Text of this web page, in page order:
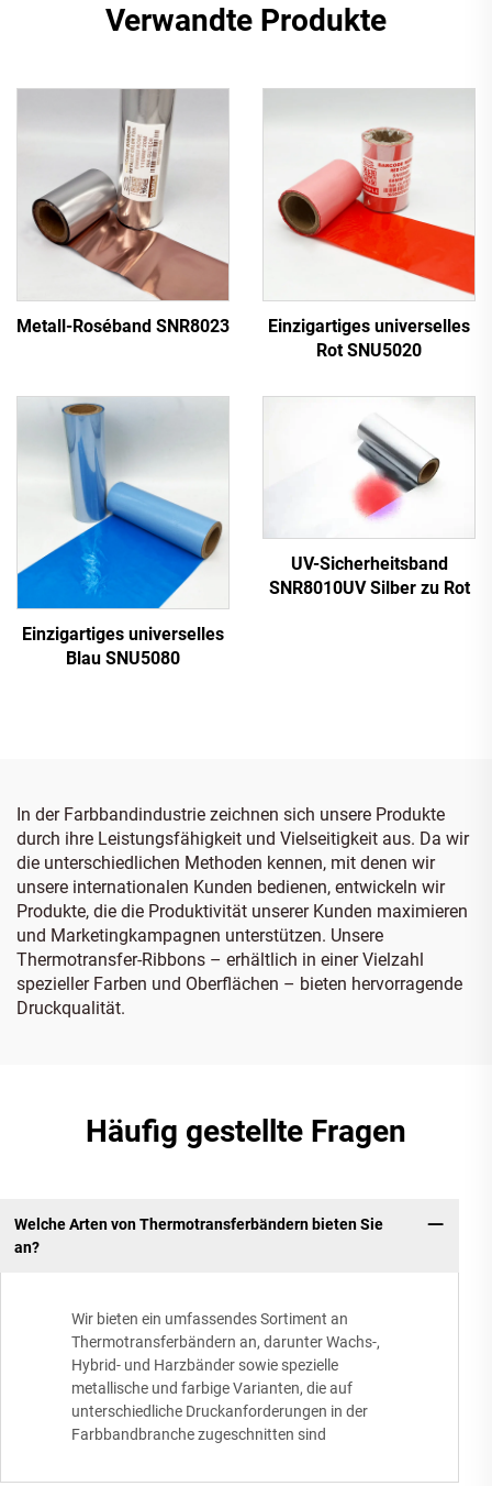
Verwandte Produkte
Metall-Roséband SNR8023
Einzigartiges universelles
Rot SNU5020
Einzigartiges universelles
Blau SNU5080
UV-Sicherheitsband
SNR8010UV Silber zu Rot
In der Farbbandindustrie zeichnen sich unsere Produkte
durch ihre Leistungsfähigkeit und Vielseitigkeit aus. Da wir
die unterschiedlichen Methoden kennen, mit denen wir
unsere internationalen Kunden bedienen, entwickeln wir
Produkte, die die Produktivität unserer Kunden maximieren
und Marketingkampagnen unterstützen. Unsere
Thermotransfer-Ribbons – erhältlich in einer Vielzahl
spezieller Farben und Oberflächen – bieten hervorragende
Druckqualität.
Häufig gestellte Fragen
Welche Arten von Thermotransferbändern bieten Sie
an?
Wir bieten ein umfassendes Sortiment an
Thermotransferbändern an, darunter Wachs-,
Hybrid- und Harzbänder sowie spezielle
metallische und farbige Varianten, die auf
unterschiedliche Druckanforderungen in der
Farbbandbranche zugeschnitten sind